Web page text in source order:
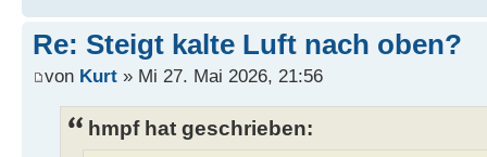
Re: Steigt kalte Luft nach oben?
von Kurt » Mi 27. Mai 2026, 21:56
hmpf hat geschrieben: